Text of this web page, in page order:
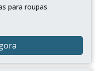
para roupas